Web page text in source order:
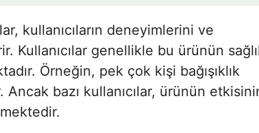
kullanıcıların deneyimlerini ve
Kullanıcılar genellikle bu ürünün
Örneğin, pek çok kişi bağışıklık
bazı kullanıcılar, ürünün